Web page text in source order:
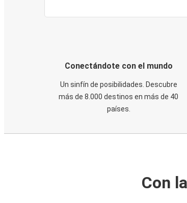
Conectándote con el mundo
Un sinfín de posibilidades. Descubre
más de 8.000 destinos en más de 40
países.
Con